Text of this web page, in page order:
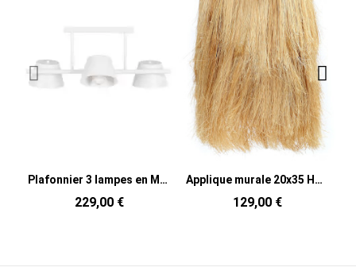
Plafonnier 3 lampes en Métal Blanc Xylia
229,00 €
Applique murale 20x35 Herbe d'Abaca Naturel avec franges The Abaca
129,00 €